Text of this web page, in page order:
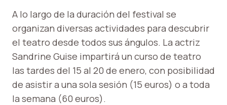
A lo largo de la duración del festival se
organizan diversas actividades para descubrir
el teatro desde todos sus ángulos. La actriz
Sandrine Guise impartirá un curso de teatro
las tardes del 15 al 20 de enero, con posibilidad
de asistir a una sola sesión (15 euros) o a toda
la semana (60 euros).